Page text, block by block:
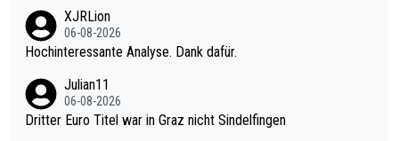
XJRLion
06-08-2026
Hochinteressante Analyse. Dank dafür.
Julian11
06-08-2026
Dritter Euro Titel war in Graz nicht Sindelfingen